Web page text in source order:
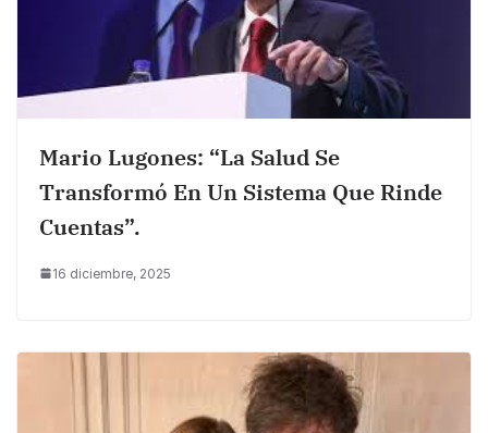
Mario Lugones: “La Salud Se
Transformó En Un Sistema Que Rinde
Cuentas”.
16 diciembre, 2025